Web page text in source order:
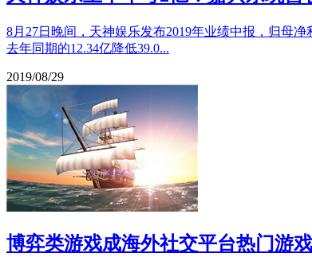
8月27日晚间，天神娱乐发布2019年业绩中报，归母
去年同期的12.34亿降低39.0...
2019/08/29
博弈类游戏成海外社交平台热门游戏